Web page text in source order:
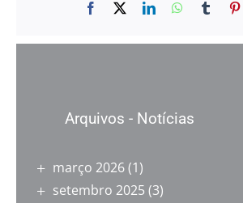
Facebook LinkedInWhatsApp
Tumblr
Arquivos - Notícias
março 2026(1)
setembro 2025 (3)